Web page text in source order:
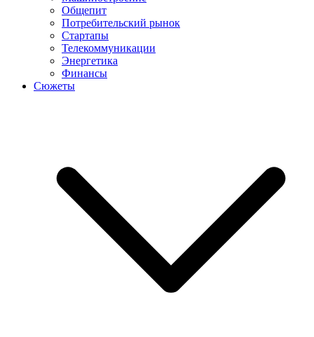
Общепит
Потребительский рынок
Стартапы
Телекоммуникации
Энергетика
Финансы
Сюжеты